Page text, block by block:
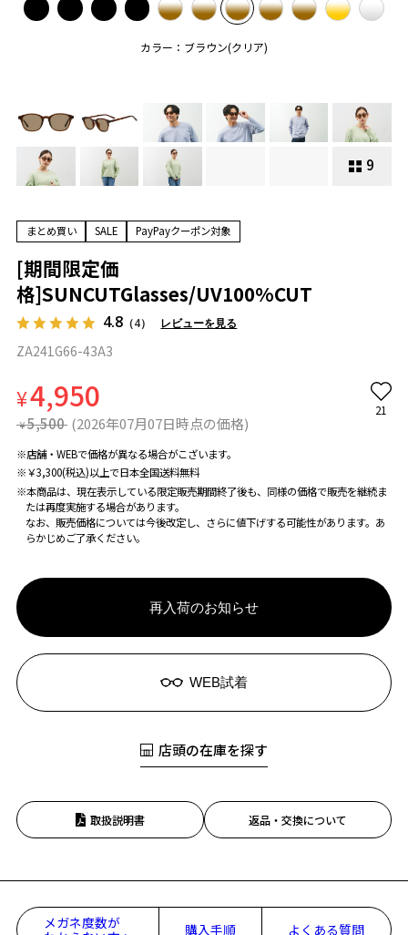
カラー：ブラウン(クリア)
9
まとめ買い SALE PayPayクーポン対象
[期間限定価
格]SUNCUTGlasses/UV100%CUT
4.8 （4） レビューを見る
ZA241G66-43A3
¥4,950
¥ 5,500 (2026年07月07日時点の価格)
21
※店舗・WEBで価格が異なる場合がこざいます。
※￥3,300(税込)以上で日本全国送料無料
※本商品は、現在表示している限定販売期間終了後も、同様の価格で販売を継続ま
たは再度実施する場合があります。
なお、販売価格については今後改定し、さらに値下げする可能性があります。あ
らかじめご了承ください。
再入荷のお知らせ
WEB試着
店頭の在庫を探す
取扱説明書 返品・交換について
メガネ度数が
購入手順 よくある質問